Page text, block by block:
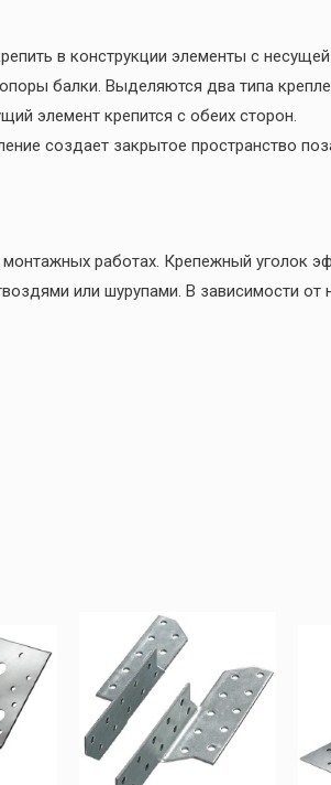
в конструкции элементы с
балки. Выделяются два типа
элемент крепится с обеих сторон.
создает закрытое пространство
работах. Крепежный уголок
или шурупами. В зависимости от